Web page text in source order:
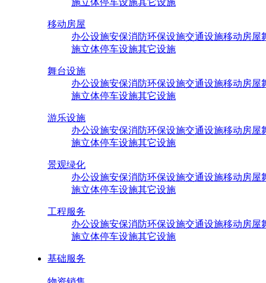
施立体停车设施其它设施
移动房屋
办公设施安保消防环保设施交通设施移动房屋
施立体停车设施其它设施
舞台设施
办公设施安保消防环保设施交通设施移动房屋
施立体停车设施其它设施
游乐设施
办公设施安保消防环保设施交通设施移动房屋
施立体停车设施其它设施
景观绿化
办公设施安保消防环保设施交通设施移动房屋
施立体停车设施其它设施
工程服务
办公设施安保消防环保设施交通设施移动房屋
施立体停车设施其它设施
基础服务